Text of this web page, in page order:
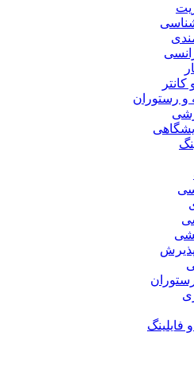
و رستوران
پذیرش
فایلینگ